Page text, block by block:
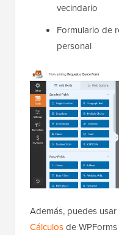
vecindario
Formulario de
personal
Además, puedes
Cálculosde